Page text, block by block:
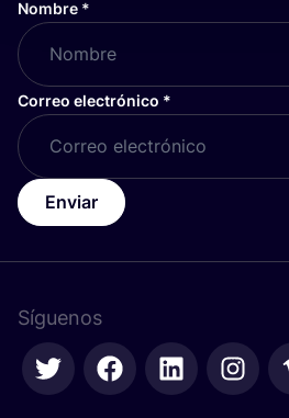
Nombre *
Correo electrónico *
Enviar
Síguenos